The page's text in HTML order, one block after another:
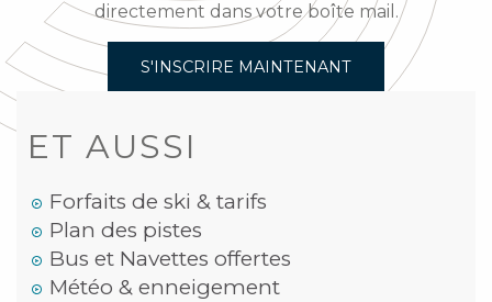
directement dans votre boîte mail.
S'INSCRIRE MAINTENANT
ET AUSSI
Forfaits de ski & tarifs
Plan des pistes
Bus et Navettes offertes
Météo & enneigement